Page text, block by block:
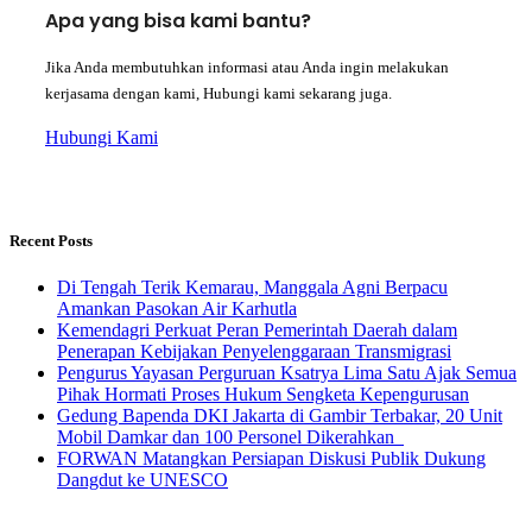
Apa yang bisa kami bantu?
Jika Anda membutuhkan informasi atau Anda ingin melakukan
kerjasama dengan kami, Hubungi kami sekarang juga.
Hubungi Kami
Recent Posts
​Di Tengah Terik Kemarau, Manggala Agni Berpacu
Amankan Pasokan Air Karhutla
Kemendagri Perkuat Peran Pemerintah Daerah dalam
Penerapan Kebijakan Penyelenggaraan Transmigrasi
Pengurus Yayasan Perguruan Ksatrya Lima Satu Ajak Semua
Pihak Hormati Proses Hukum Sengketa Kepengurusan
Gedung Bapenda DKI Jakarta di Gambir Terbakar, 20 Unit
Mobil Damkar dan 100 Personel Dikerahkan
FORWAN Matangkan Persiapan Diskusi Publik Dukung
Dangdut ke UNESCO